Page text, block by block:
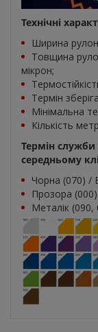
Технічні
Ширина
Товщина
мікрон;
Термін
Мінімальна
Кількість
Термін
середньому
Чорна (070) /
Прозора
Металік